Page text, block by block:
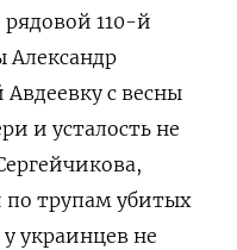
110-й
Александр
с весны
и усталость не
по трупам убитых
украинцев не